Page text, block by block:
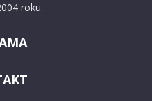
roku.